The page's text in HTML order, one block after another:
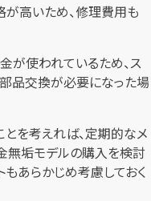
が高いため、修理費用も
が使われているため、ス
品交換が必要になった場
とを考えれば、定期的なメ
無垢モデルの購入を検討
あらかじめ考慮しておく